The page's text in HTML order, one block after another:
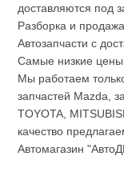
доставляются под
Разборка и
Автозапчасти с
Самые низкие цены
Мы работаем
запчастей Mazda,
TOYOTA,
качество
Автомагазин